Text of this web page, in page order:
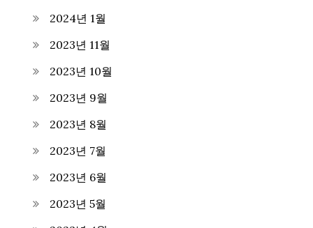
2024년 1월
2023년 11월
2023년 10월
2023년 9월
2023년 8월
2023년 7월
2023년 6월
2023년 5월